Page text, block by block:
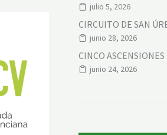
julio 5, 2026
CIRCUITO DE SAN
junio 28, 2026
CINCO
junio 24, 2026